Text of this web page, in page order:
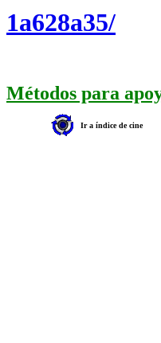
1a628a35/
Métodos para
Ir a índice de cine